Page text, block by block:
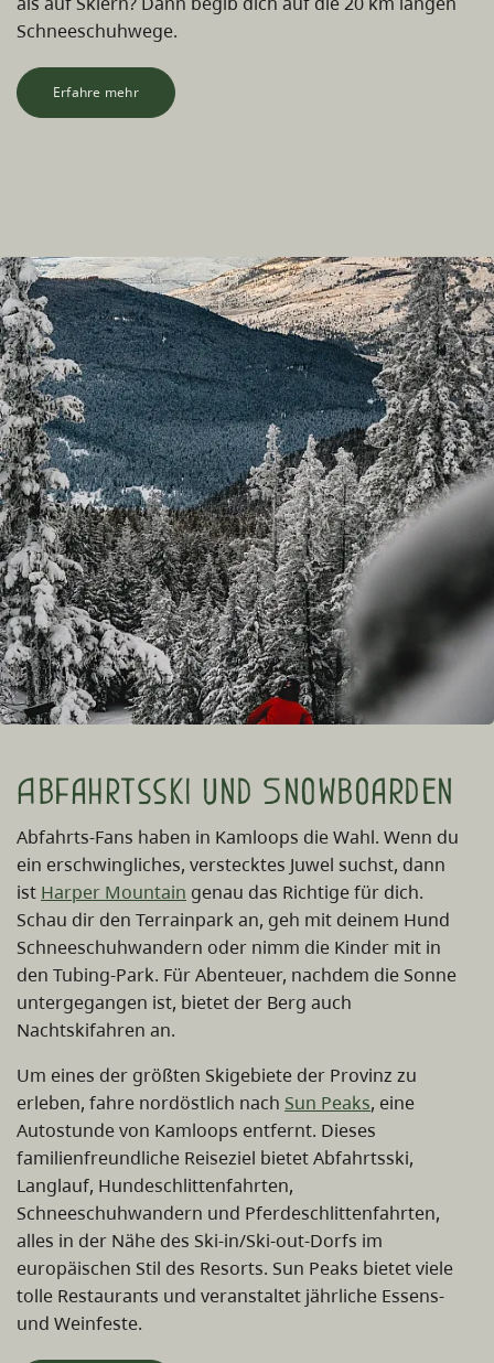
Schneeschuhwege.
Erfahre mehr
Abfahrtsski und Snowboarden
Abfahrts-Fans haben in Kamloops die Wahl. Wenn du
ein erschwingliches, verstecktes Juwel suchst, dann
ist Harper Mountain genau das Richtige für dich.
Schau dir den Terrainpark an, geh mit deinem Hund
Schneeschuhwandern oder nimm die Kinder mit in
den Tubing-Park. Für Abenteuer, nachdem die Sonne
untergegangen ist, bietet der Berg auch
Nachtskifahren an.
Um eines der größten Skigebiete der Provinz zu
erleben, fahre nordöstlich nach Sun Peaks, eine
Autostunde von Kamloops entfernt. Dieses
familienfreundliche Reiseziel bietet Abfahrtsski,
Langlauf, Hundeschlittenfahrten,
Schneeschuhwandern und Pferdeschlittenfahrten,
alles in der Nähe des Ski-in/Ski-out-Dorfs im
europäischen Stil des Resorts. Sun Peaks bietet viele
tolle Restaurants und veranstaltet jährliche Essens-
und Weinfeste.